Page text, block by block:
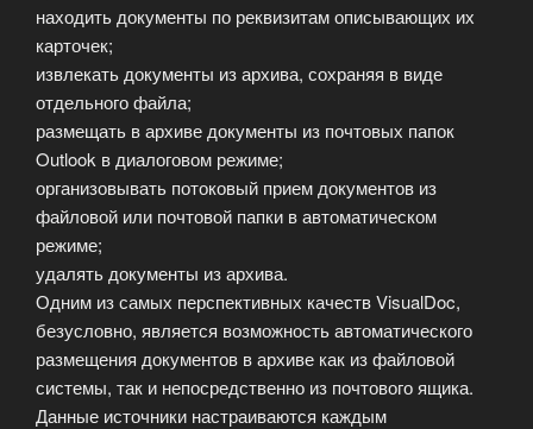
находить документы по реквизитам описывающих их
карточек;
извлекать документы из архива, сохраняя в виде
отдельного файла;
размещать в архиве документы из почтовых папок
Outlook в диалоговом режиме;
организовывать потоковый прием документов из
файловой или почтовой папки в автоматическом
режиме;
удалять документы из архива.
Одним из самых перспективных качеств VisualDoc,
безусловно, является возможность автоматического
размещения документов в архиве как из файловой
системы, так и непосредственно из почтового ящика.
Данные источники настраиваются каждым